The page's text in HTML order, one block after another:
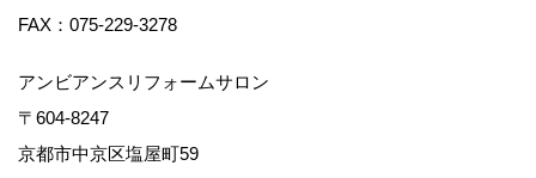
FAX：075-229-3278
アンビアンスリフォームサロン
〒604-8247
京都市中京区塩屋町59